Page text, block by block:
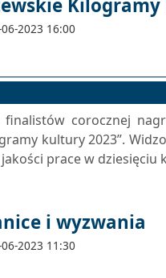
2023 16:00
finalistów corocznej
kultury 2023”.
prace w dziesięciu
i wyzwania
2023 11:30